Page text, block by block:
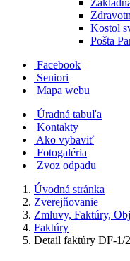
Kostol
Pošta
Facebook
Seniori
Mapa webu
Úradná tabuľa
Kontakty
Ako vybaviť
Fotogaléria
Zvoz odpadu
Úvodná stránka
Zverejňovanie
Zmluvy, Faktúry,
Faktúry
Detail faktúry DF-1/